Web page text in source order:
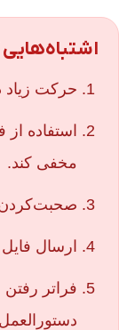
حرکت زیاد
استفاده از
مخفی کند.
صحبت‌کردن
ارسال
فراتر